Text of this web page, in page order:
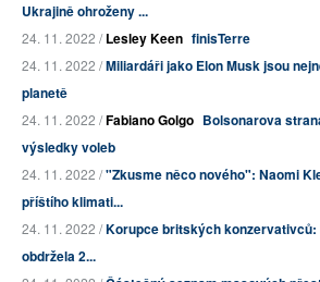
Ukrajině ohroženy ...
24. 11. 2022 /Lesley Keen finisTerre
24. 11. 2022 /Miliardáři jako Elon Musk jsou
planetě
24. 11. 2022 /Fabiano Golgo Bolsonarova
výsledky voleb
24. 11. 2022 /"Zkusme něco nového": Naomi
příštího klimati...
24. 11. 2022 /Korupce britských konzervativců:
obdržela 2...